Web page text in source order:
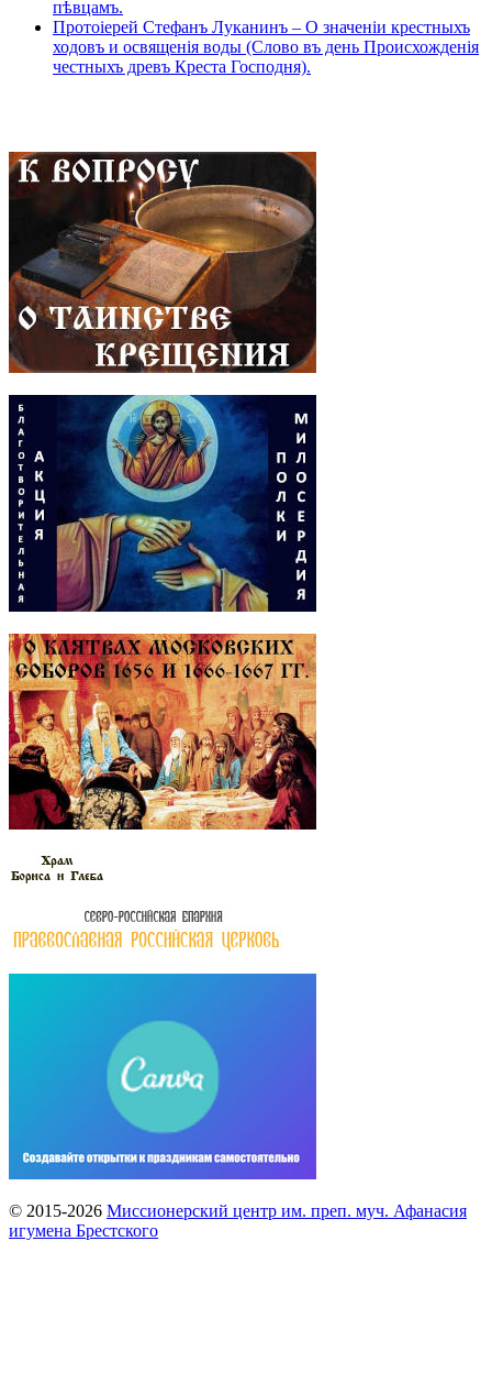
пѣвцамъ.
Протоіерей Стефанъ Луканинъ – О значеніи крестныхъ
ходовъ и освященія воды (Слово въ день Происхожденія
честныхъ древъ Креста Господня).
© 2015-2026 Миссионерский центр им. преп. муч. Афанасия
игумена Брестского